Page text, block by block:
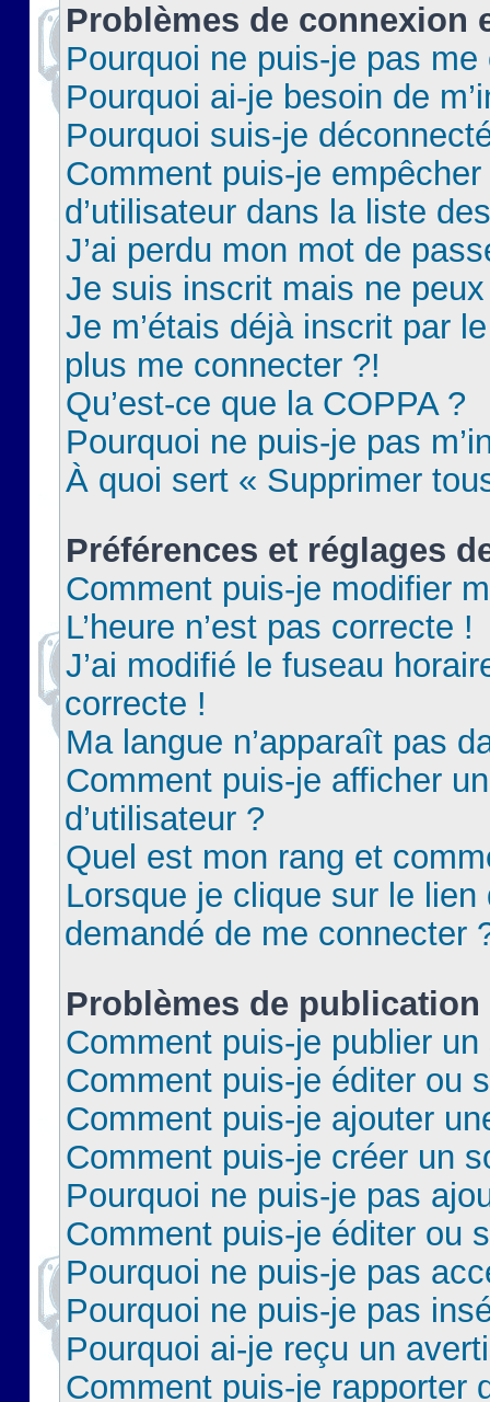
Problèmes de connexion
Pourquoi ne puis-je pas
Pourquoi ai-je besoin de
Pourquoi suis-je
Comment puis-je
d’utilisateur dans la liste
J’ai perdu mon mot de
Je suis inscrit mais ne
Je m’étais déjà inscrit par
plus me connecter ?!
Qu’est-ce que la COPPA ?
Pourquoi ne puis-je pas
À quoi sert « Supprimer
Préférences et réglages
Comment puis-je modifier
L’heure n’est pas correcte !
J’ai modifié le fuseau
correcte !
Ma langue n’apparaît pas
Comment puis-je afficher
d’utilisateur ?
Quel est mon rang et
Lorsque je clique sur le lien
demandé de me connecter
Problèmes de publication
Comment puis-je publier
Comment puis-je éditer ou
Comment puis-je ajouter
Comment puis-je créer un
Pourquoi ne puis-je pas
Comment puis-je éditer ou
Pourquoi ne puis-je pas
Pourquoi ne puis-je pas
Pourquoi ai-je reçu un
Comment puis-je rapporter